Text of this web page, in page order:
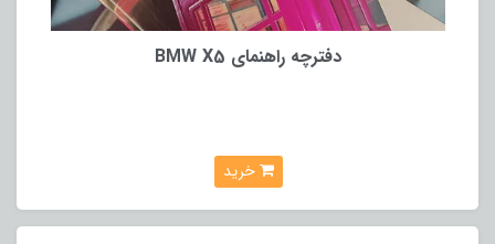
دفترچه راهنمای BMW X5
خرید